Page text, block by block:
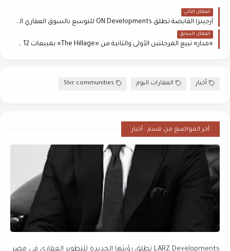
المقال التالي
أرجينزا القابضة تطلق ON Developments للتوسع بالسوق العقاري المصري
المقال السابق
«مدار» تبيع المرحلتين الأولى والثانية من «The Hillage» بمبيعات 12 مليار جنيه
أخبار العقارات اليوم Slvr communities
أخر المواضيع من قسم : أخبار
LARZ Developments تطلق رؤيتها الجديدة للتطوير العقاري في مصر